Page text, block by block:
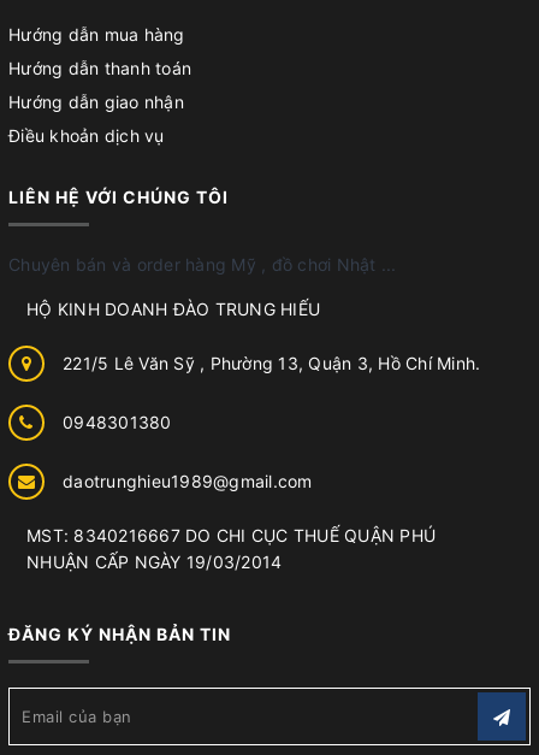
Hướng dẫn mua hàng
Hướng dẫn thanh toán
Hướng dẫn giao nhận
Điều khoản dịch vụ
LIÊN HỆ VỚI CHÚNG TÔI
Chuyên bán và order hàng Mỹ , đồ chơi Nhật ...
HỘ KINH DOANH ĐÀO TRUNG HIẾU
221/5 Lê Văn Sỹ , Phường 13, Quận 3, Hồ Chí Minh.
0948301380
daotrunghieu1989@gmail.com
MST: 8340216667 DO CHI CỤC THUẾ QUẬN PHÚ
NHUẬN CẤP NGÀY 19/03/2014
ĐĂNG KÝ NHẬN BẢN TIN